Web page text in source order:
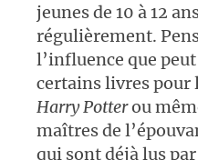
jeunes de 10 à 12
régulièrement.
l’influence que
certains livres pour
Harry Potterou
maîtres de
qui sont déjà lus